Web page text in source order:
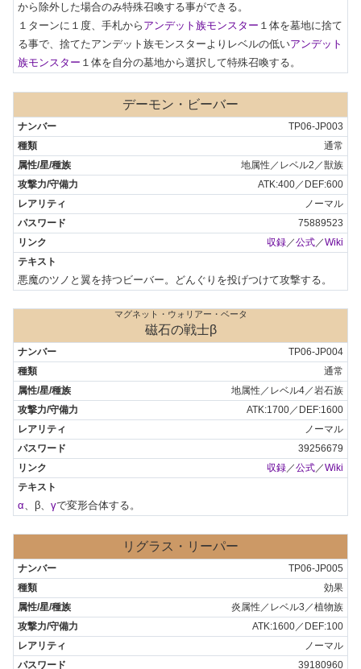
から除外した場合のみ特殊召喚する事ができる。
１ターンに１度、手札から アンデット族モンスター １体を墓地に捨て
る事で、捨てたアンデット族モンスターよりレベルの低いアンデット
族モンスター １体を自分の墓地から選択して特殊召喚する。
デーモン・ビーバー
TP06-JP003
通常
地属性／レベル2／獣族
ATK:400／DEF:600
ノーマル
75889523
収録 ／公式 ／Wiki
悪魔のツノと翼を持つビーバー。どんぐりを投げつけて攻撃する。
マグネット・ウォリアー・ベータ
磁石の戦士β
TP06-JP004
通常
地属性／レベル4／岩石族
ATK:1700／DEF:1600
ノーマル
39256679
収録／公式／Wiki
α 、β、 γで変形合体する。
リグラス・リーパー
TP06-JP005
効果
炎属性／レベル3／植物族
ATK:1600／DEF:100
ノーマル
39180960